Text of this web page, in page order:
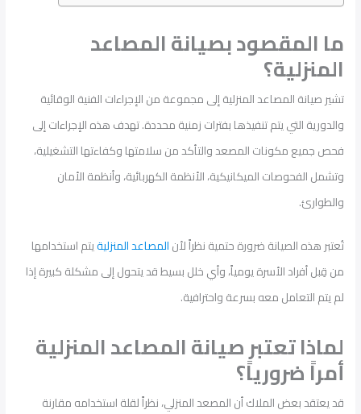
ما المقصود بصيانة المصاعد
المنزلية؟
تشير صيانة المصاعد المنزلية إلى مجموعة من الإجراءات الفنية الوقائية
والدورية التي يتم تنفيذها بفترات زمنية محددة. تهدف هذه الإجراءات إلى
فحص جميع مكونات المصعد والتأكد من سلامتها وكفاءتها التشغيلية،
وتشمل الفحوصات الميكانيكية، الأنظمة الكهربائية، وأنظمة الأمان
والطوارئ.
تُعتبر هذه الصيانة ضرورة حتمية نظراً لأنالمصاعد المنزليةيتم استخدامها
من قِبل أفراد الأسرة يومياً، وأي خلل بسيط قد يتحول إلى مشكلة كبيرة إذا
لم يتم التعامل معه بسرعة واحترافية.
لماذا تعتبر صيانة المصاعد المنزلية
أمراً ضرورياً؟
قد يعتقد بعض الملاك أن المصعد المنزلي، نظراً لقلة استخدامه مقارنة